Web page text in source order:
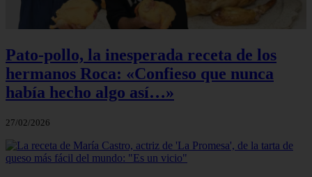
Pato-pollo, la inesperada receta de los
hermanos Roca: «Confieso que nunca
había hecho algo así…»
27/02/2026